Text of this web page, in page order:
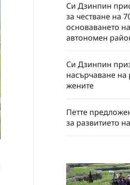
Си Дзинпин
за честване на
основаването
автономен
Си Дзинпин
насърчаване на
жените
Петте
за развитието